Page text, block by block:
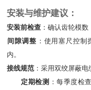
安装与维护建议：
安装前检查 ：确认齿轮模
间隙调整 ：使用塞尺控制
内。
接线规范：采用双绞屏蔽电
定期检测 ：每季度检